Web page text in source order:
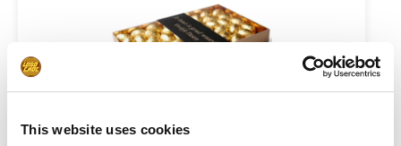
This website uses cookies